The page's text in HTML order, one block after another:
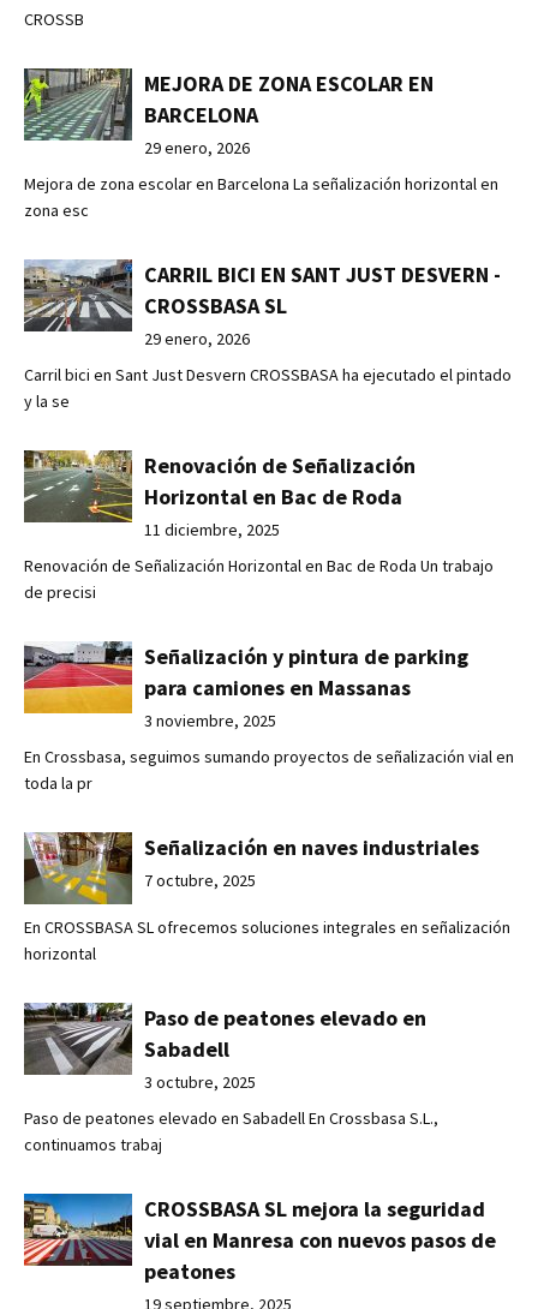
CROSSB
MEJORA DE ZONA ESCOLAR EN
BARCELONA
29 enero, 2026
Mejora de zona escolar en Barcelona La señalización horizontal en
zona esc
CARRIL BICI EN SANT JUST DESVERN -
CROSSBASA SL
29 enero, 2026
Carril bici en Sant Just Desvern CROSSBASA ha ejecutado el pintado
y la se
Renovación de Señalización
Horizontal en Bac de Roda
11 diciembre, 2025
Renovación de Señalización Horizontal en Bac de Roda Un trabajo
de precisi
Señalización y pintura de parking
para camiones en Massanas
3 noviembre, 2025
En Crossbasa, seguimos sumando proyectos de señalización vial en
toda la pr
Señalización en naves industriales
7 octubre, 2025
En CROSSBASA SL ofrecemos soluciones integrales en señalización
horizontal
Paso de peatones elevado en
Sabadell
3 octubre, 2025
Paso de peatones elevado en Sabadell En Crossbasa S.L.,
continuamos trabaj
CROSSBASA SL mejora la seguridad
vial en Manresa con nuevos pasos de
peatones
19 septiembre, 2025